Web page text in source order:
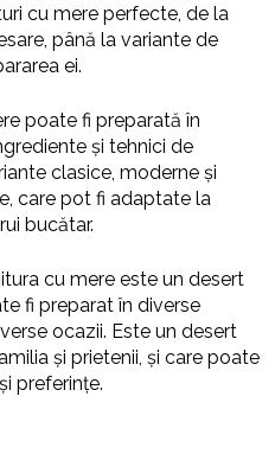
cu mere perfecte, de la
până la variante de
ei.
poate fi preparată în
și tehnici de
clasice, moderne și
care pot fi adaptate la
bucătar.
cu mere este un desert
fi preparat în diverse
ocazii. Este un desert
și prietenii, și care poate
preferințe.